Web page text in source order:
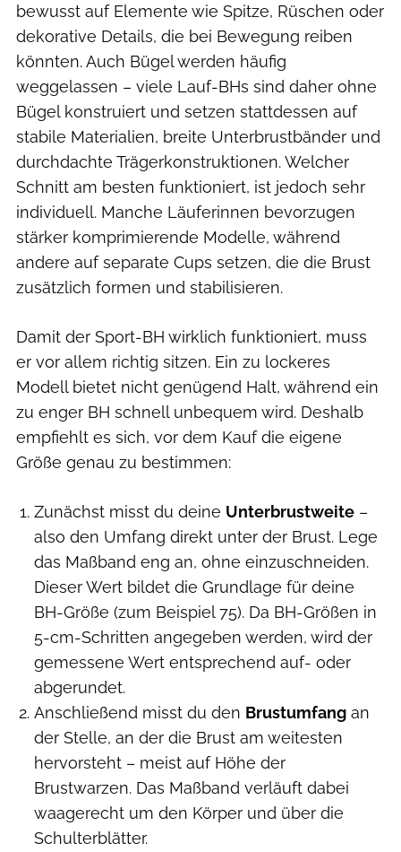
bewusst auf Elemente wie Spitze, Rüschen oder
dekorative Details, die bei Bewegung reiben
könnten. Auch Bügel werden häufig
weggelassen – viele Lauf-BHs sind daher ohne
Bügel konstruiert und setzen stattdessen auf
stabile Materialien, breite Unterbrustbänder und
durchdachte Trägerkonstruktionen. Welcher
Schnitt am besten funktioniert, ist jedoch sehr
individuell. Manche Läuferinnen bevorzugen
stärker komprimierende Modelle, während
andere auf separate Cups setzen, die die Brust
zusätzlich formen und stabilisieren.
Damit der Sport-BH wirklich funktioniert, muss
er vor allem richtig sitzen. Ein zu lockeres
Modell bietet nicht genügend Halt, während ein
zu enger BH schnell unbequem wird. Deshalb
empfiehlt es sich, vor dem Kauf die eigene
Größe genau zu bestimmen:
Zunächst misst du deine Unterbrustweite –
also den Umfang direkt unter der Brust. Lege
das Maßband eng an, ohne einzuschneiden.
Dieser Wert bildet die Grundlage für deine
BH-Größe (zum Beispiel 75). Da BH-Größen in
5-cm-Schritten angegeben werden, wird der
gemessene Wert entsprechend auf- oder
abgerundet.
Anschließend misst du den Brustumfang an
der Stelle, an der die Brust am weitesten
hervorsteht – meist auf Höhe der
Brustwarzen. Das Maßband verläuft dabei
waagerecht um den Körper und über die
Schulterblätter.